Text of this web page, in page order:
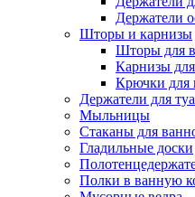
Держатели
Шторы и карнизы
Шторы для
Карнизы
Крючки для
Держатели для
Мыльницы
Стаканы для
Гладильные доски
Полки в ванную